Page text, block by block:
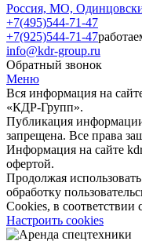
Россия, МО,
+7(495)544-71-47
+7(925)544-71-47
info@kdr-group.ru
Обратный звонок
Меню
Вся информация на
«КДР-Групп».
Публикация
запрещена. Все права
Информация на сайте
офертой.
Продолжая
обработку
Cookies, в соответствии
Настроить cookies